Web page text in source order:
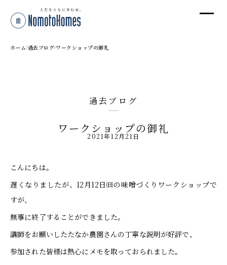
ホーム 過去ブログ ワークショップの御礼
過去ブログ
ワークショップの御礼
2021年12月21日
こんにちは。
遅くなりましたが、12月12日㈰の味噌づくりワークショップで
すが、
無事に終了することができました。
講師をお願いしたたなか農園さんの丁寧な説明が好評で、
参加された皆様は熱心にメモを取っておられました。